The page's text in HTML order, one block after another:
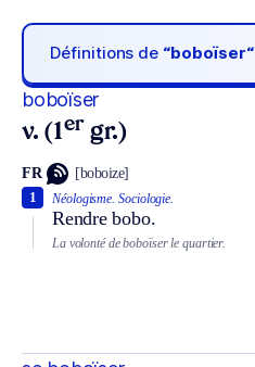
Définitions de “boboïser“
boboïser
v. (1er gr.)
FR [boboize]
Néologisme. Sociologie.
Rendre bobo.
1
La volonté de boboïser le quartier.